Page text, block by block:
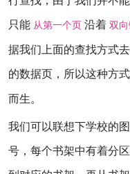
只能 从第一个页 沿着 双
据我们上面的查找方式
的数据页，所以这种方
而生。
我们可以联想下学校的
号，每个书架中有着分